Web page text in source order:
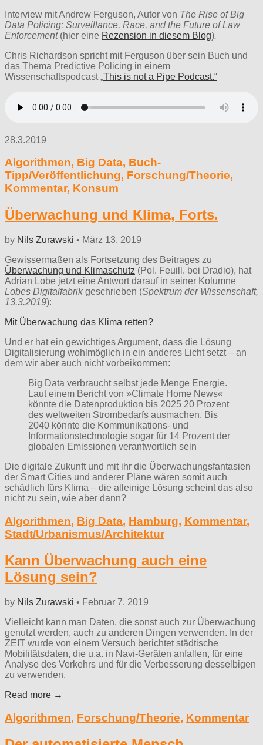
Interview mit Andrew Ferguson, Autor von The Rise of Big
Data Policing: Surveillance, Race, and the Future of Law
Enforcement(hier eine Rezension in diesem Blog).
Chris Richardson spricht mit Ferguson über sein Buch und
das Thema Predictive Policing in einem
Wissenschaftspodcast „This is not a Pipe Podcast.“
28.3.2019
Algorithmen, Big Data, Buch-
Tipp/Veröffentlichung, Forschung/Theorie,
Kommentar, Konsum
Überwachung und Klima, Forts.
by Nils Zurawski • März 13, 2019
Gewissermaßen als Fortsetzung des Beitrages zu
Überwachung und Klimaschutz (Pol. Feuill. bei Dradio), hat
Adrian Lobe jetzt eine Antwort darauf in seiner Kolumne
Lobes Digitalfabrikgeschrieben (Spektrum der Wissenschaft,
13.3.2019):
Mit Überwachung das Klima retten?
Und er hat ein gewichtiges Argument, dass die Lösung
Digitalisierung wohlmöglich in ein anderes Licht setzt – an
dem wir aber auch nicht vorbeikommen:
Big Data verbraucht selbst jede Menge Energie.
Laut einem Bericht von »Climate Home News«
könnte die Datenproduktion bis 2025 20 Prozent
des weltweiten Strombedarfs ausmachen. Bis
2040 könnte die Kommunikations- und
Informationstechnologie sogar für 14 Prozent der
globalen Emissionen verantwortlich sein
Die digitale Zukunft und mit ihr die Überwachungsfantasien
der Smart Cities und anderer Pläne wären somit auch
schädlich fürs Klima – die alleinige Lösung scheint das also
nicht zu sein, wie aber dann?
Algorithmen, Big Data, Hamburg, Kommentar,
Stadt/Urbanismus/Architektur
Kann Überwachung auch eine
Lösung sein?
by Nils Zurawski • Februar 7, 2019
Vielleicht kann man Daten, die sonst auch zur Überwachung
genutzt werden, auch zu anderen Dingen verwenden. In der
ZEIT wurde von einem Versuch berichtet städtische
Mobilitätsdaten, die u.a. in Navi-Geräten anfallen, für eine
Analyse des Verkehrs und für die Verbesserung desselbigen
zu verwenden.
Read more →
Algorithmen, Forschung/Theorie, Kommentar